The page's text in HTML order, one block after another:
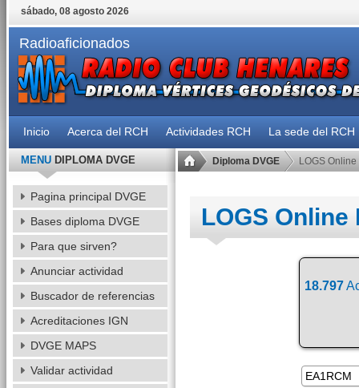
sábado, 08 agosto 2026
Radioaficionados
Inicio Acerca del RCH Actividades RCH La sede del RCH
Diploma DVGE LOGS Online
LOGS Online
18.797
MENUDIPLOMA DVGE
Pagina principal DVGE
Bases diploma DVGE
Para que sirven?
Anunciar actividad
Buscador de referencias
Acreditaciones IGN
DVGE MAPS
Validar actividad